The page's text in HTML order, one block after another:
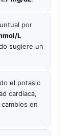
por
L
sugiere un
el potasio
cardíaca,
en